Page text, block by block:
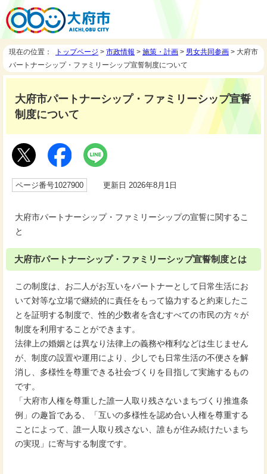
現在の位置： トップページ > 市政情報 > 施策・計画 > 男女共同参画 > 大府市
パートナーシップ・ファミリーシップ宣誓制度について
大府市パートナーシップ・ファミリーシップ宣誓
制度について
ページ番号1027900 更新日 2026年8月1日
大府市パートナーシップ・ファミリーシップの宣誓に関するこ
と
大府市パートナーシップ・ファミリーシップ宣誓制度とは
この制度は、お二人がお互いをパートナーとして日常生活にお
いて対等な立場で継続的に責任をもって協力すると約束したこ
とを証明する制度で、性的少数者を含むすべての市民の方々が
制度を利用することができます。
法律上の婚姻とは異なり法律上の義務や権利などは生じません
が、制度の設置や運用により、少しでも日常生活の不便さを解
消し、多様性を尊重できる社会づくりを目指して実施するもの
です。
「大府市人権を尊重した誰一人取り残さないまちづくり推進条
例」の趣旨である、「互いの多様性を認め合い人権を尊重する
ことによって、誰一人取り残さない、誰もが住み続けたいまち
の実現」に寄与する制度です。